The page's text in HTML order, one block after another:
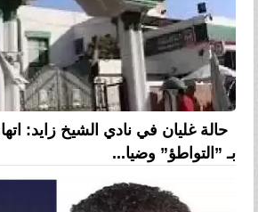
حالة غليان في نادي الشيخ زايد:
بـ ”التواطؤ” وضيا...